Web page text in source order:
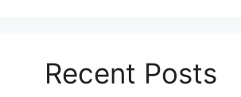
Recent Posts